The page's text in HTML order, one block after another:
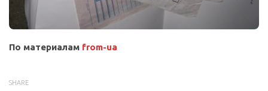
По материалам from-ua
SHARE